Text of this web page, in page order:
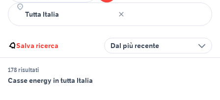
Salva ricerca Dal più recente
178 risultati
Casse energy in tutta Italia